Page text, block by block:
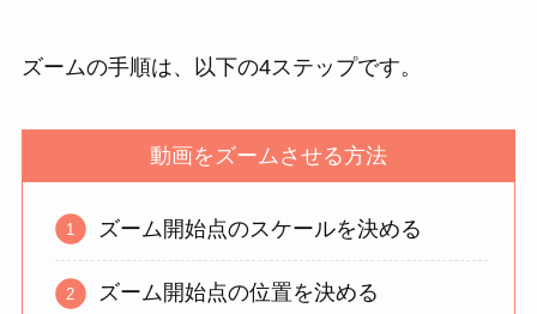
ズームの手順は、 以下の4ステップです。
動画をズームさせる方法
ズーム開始点のスケールを決める
ズーム開始点の位置を決める